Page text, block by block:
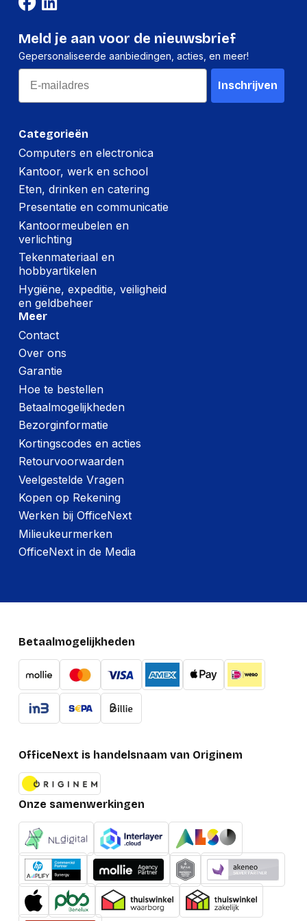
Leessnelheid
500 mbyte_s
Type geheugen
TLC
SSD capaciteit
960 GB
SSD-vormfactor
2.5"
Schrijfsnelheid
450 mbyte_s
Veiligheidsfunties
Overdrachtssnelheid
Mean time between
failures (MTBF)
Logistieke gegevens
hoofdverpakking
hoogte
(Buitenste)
hoofdverpakking
lengte
(Buitenste)
hoofdverpakking
breedte
(Buitenste)
hoofdverpakking
geharmoniseerd
84717070
Verpakking
Type verpakking
Blister
Diepte verpakking
Breedte verpakking
129.54 mm
Gewicht verpakking
Categorieën
Computers en electronica
Kantoor, werk en school
Eten, drinken en catering
Presentatie en communicatie
Kantoormeubelen en
verlichting
Tekenmateriaal en
hobbyartikelen
Hygiëne, expeditie, veiligheid
en geldbeheer
Meer
Contact
Over ons
Garantie
Hoe te bestellen
Betaalmogelijkheden
Bezorginformatie
Kortingscodes en acties
Retourvoorwaarden
Veelgestelde Vragen
Kopen op Rekening
Werken bij OfficeNext
Milieukeurmerken
OfficeNext in de Media
Meld je aan voor de nieuwsbrief
Gepersonaliseerde aanbiedingen, acties, en meer!
Email
Inschrijven
Betaalmogelijkheden
OfficeNext is handelsnaam van Originem
Onze samenwerkingen